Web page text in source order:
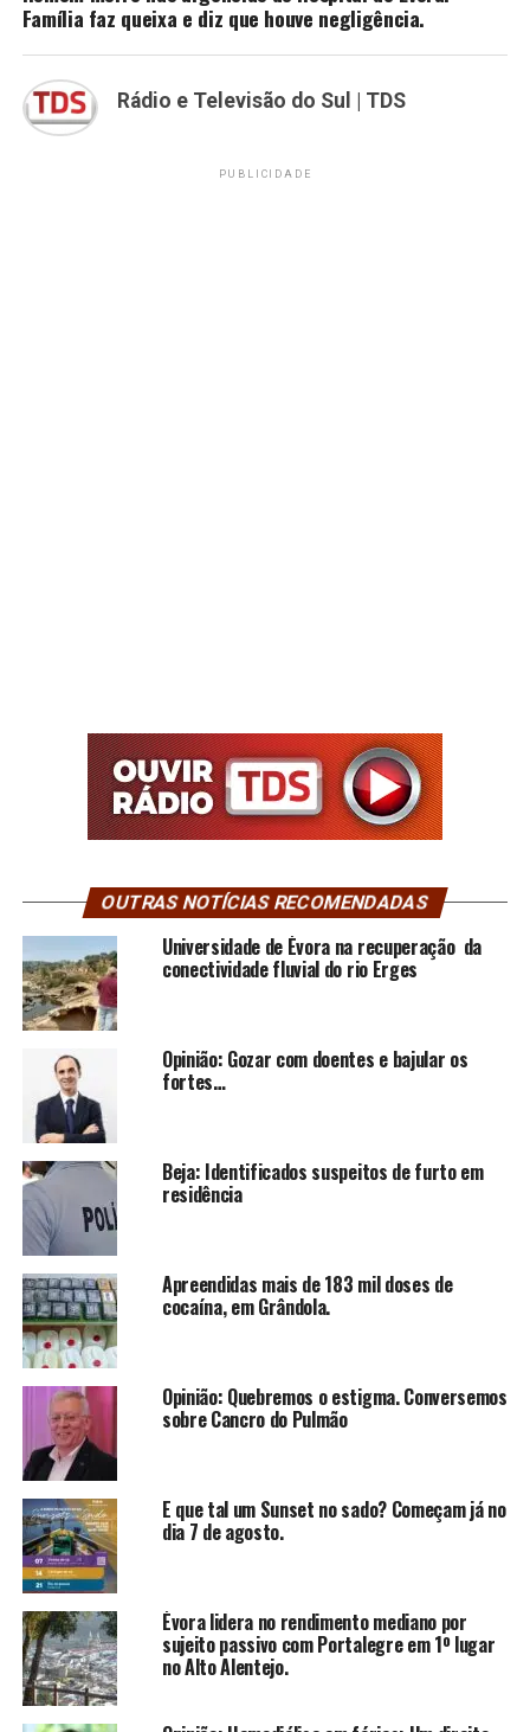
Família faz queixa e diz que houve negligência.
Rádio e Televisão do Sul | TDS
PUBLICIDADE
OUTRAS NOTÍCIAS RECOMENDADAS
Universidade de Évora na recuperação da
conectividade fluvial do rio Erges
Opinião: Gozar com doentes e bajular os
fortes…
Beja: Identificados suspeitos de furto em
residência
Apreendidas mais de 183 mil doses de
cocaína, em Grândola.
Opinião: Quebremos o estigma. Conversemos
sobre Cancro do Pulmão
E que tal um Sunset no sado? Começam já no
dia 7 de agosto.
Évora lidera no rendimento mediano por
sujeito passivo com Portalegre em 1º lugar
no Alto Alentejo.